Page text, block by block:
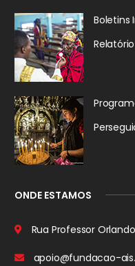
Boletins
ONDE ESTAMOS
Rua Professor
apoio@fundacao-